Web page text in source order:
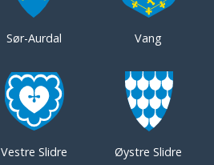
Sør-Aurdal Vang
Vestre Slidre Øystre Slidre